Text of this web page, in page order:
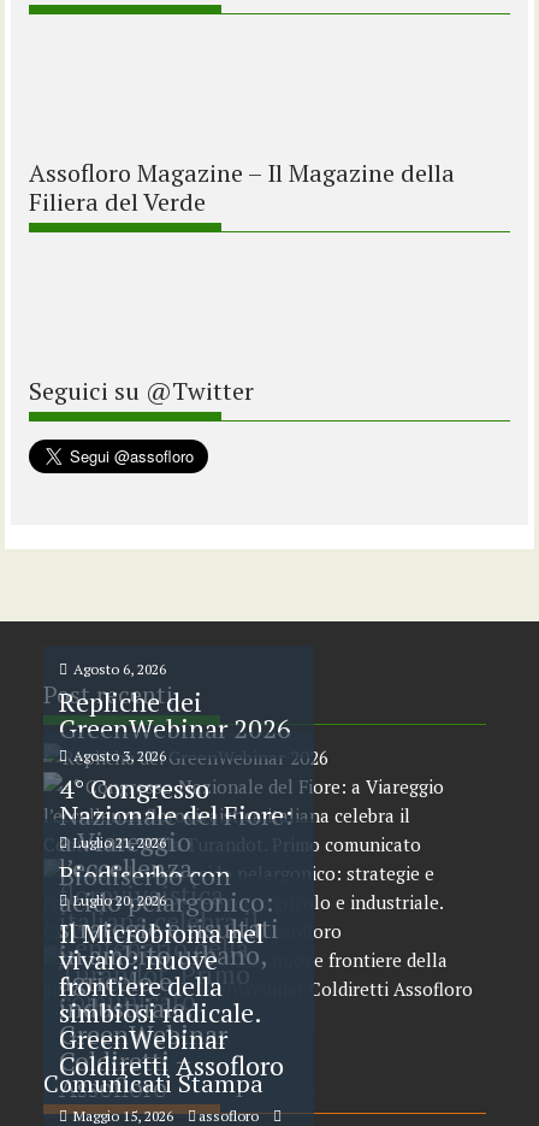
Assofloro Magazine – Il Magazine della
Filiera del Verde
Seguici su @Twitter
Post recenti
Agosto 6, 2026
Repliche dei
GreenWebinar 2026
Agosto 3, 2026
4° Congresso
Nazionale del Fiore:
a Viareggio
l’eccellenza
florovivaistica
italiana celebra il
Centenario della
Turandot. Primo
comunicato
Luglio 21, 2026
Biodiserbo con
acido pelargonico:
strategie e risultati
in ambito urbano,
agricolo e
industriale.
GreenWebinar
Coldiretti –
Assofloro
Luglio 20, 2026
Il Microbioma nel
vivaio: nuove
frontiere della
simbiosi radicale.
GreenWebinar
Coldiretti Assofloro
Comunicati Stampa
Maggio 15, 2026
assofloro